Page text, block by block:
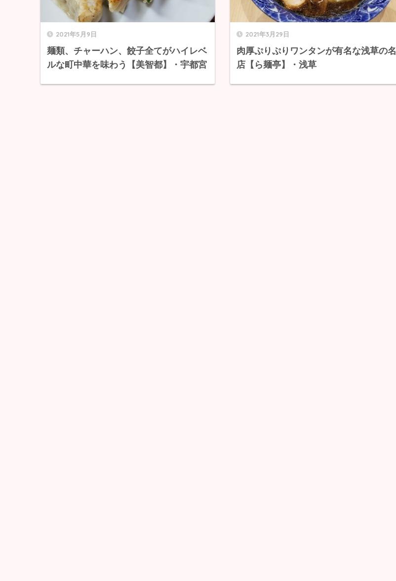
2021年5月9日
麺類、チャーハン、餃子全てがハイレベ
ルな町中華を味わう【美智都】・宇都宮
2021年3月29日
肉厚ぷりぷりワンタンが有名な浅草の名
店【ら麺亭】・浅草